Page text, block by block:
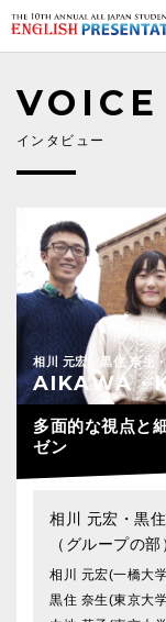
VOICE
インタビュー
相川 元宏・黒住 奈生
AIKAWA・
多面的な視点と
ゼン
相川 元宏・黒
（グループの部
相川 元宏(一橋大
黒住 奈生(東京大